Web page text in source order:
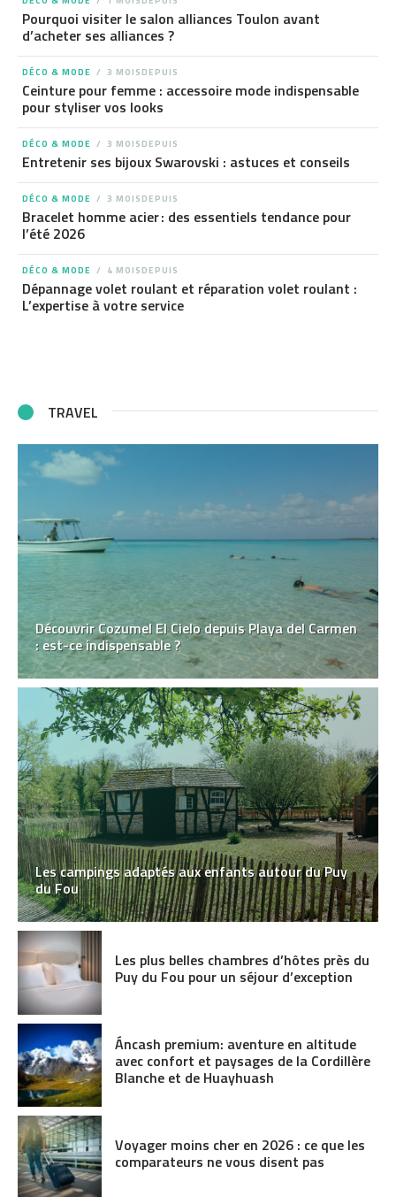
Pourquoi visiter le salon alliances Toulon avant
d’acheter ses alliances ?
DÉCO & MODE 3 MOISDEPUIS
Ceinture pour femme : accessoire mode indispensable
pour styliser vos looks
DÉCO & MODE 3 MOISDEPUIS
Entretenir ses bijoux Swarovski : astuces et conseils
DÉCO & MODE 3 MOISDEPUIS
Bracelet homme acier : des essentiels tendance pour
l’été 2026
DÉCO & MODE 4 MOISDEPUIS
Dépannage volet roulant et réparation volet roulant :
L’expertise à votre service
TRAVEL
Découvrir Cozumel El Cielo depuis Playa del Carmen
: est-ce indispensable ?
Les campings adaptés aux enfants autour du Puy
du Fou
Les plus belles chambres d’hôtes près du
Puy du Fou pour un séjour d’exception
Áncash premium: aventure en altitude
avec confort et paysages de la Cordillère
Blanche et de Huayhuash
Voyager moins cher en 2026 : ce que les
comparateurs ne vous disent pas